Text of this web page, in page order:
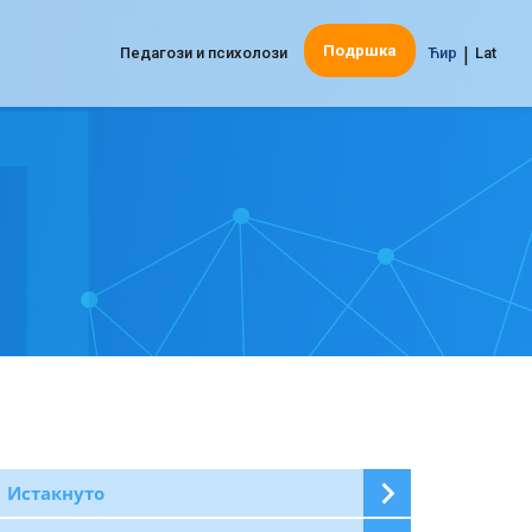
Ћир | Lat
Педагози и психолози Подршка
Истакнуто